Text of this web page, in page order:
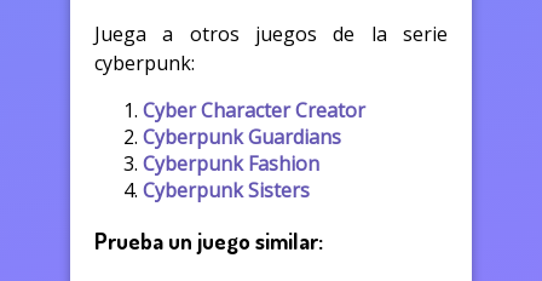
Juega a otros juegos de la serie
cyberpunk:
Cyber Character Creator
Cyberpunk Guardians
Cyberpunk Fashion
Cyberpunk Sisters
Prueba un juego similar: